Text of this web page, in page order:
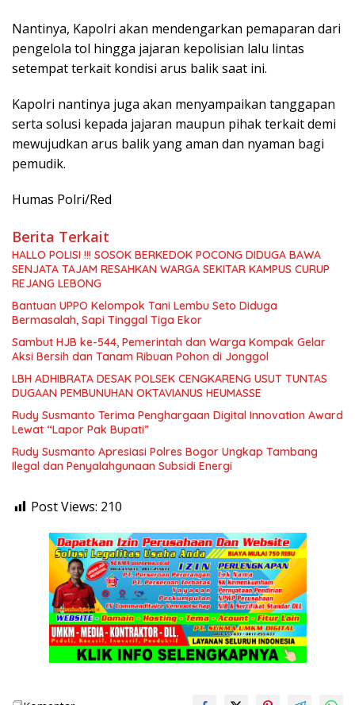
Nantinya, Kapolri akan mendengarkan pemaparan dari
pengelola tol hingga jajaran kepolisian lalu lintas
setempat terkait kondisi arus balik saat ini.
Kapolri nantinya juga akan menyampaikan tanggapan
serta solusi kepada jajaran maupun pihak terkait demi
mewujudkan arus balik yang aman dan nyaman bagi
pemudik.
Humas Polri/Red
Berita Terkait
HALLO POLISI !!! SOSOK BERKEDOK POCONG DIDUGA BAWA
SENJATA TAJAM RESAHKAN WARGA SEKITAR KAMPUS CURUP
REJANG LEBONG
Bantuan UPPO Kelompok Tani Lembu Seto Diduga
Bermasalah, Sapi Tinggal Tiga Ekor
Sambut HJB ke-544, Pemerintah dan Warga Kompak Gelar
Aksi Bersih dan Tanam Ribuan Pohon di Jonggol
LBH ADHIBRATA DESAK POLSEK CENGKARENG USUT TUNTAS
DUGAAN PEMBUNUHAN OKTAVIANUS HEUMASSE
Rudy Susmanto Terima Penghargaan Digital Innovation Award
Lewat “Lapor Pak Bupati”
Rudy Susmanto Apresiasi Polres Bogor Ungkap Tambang
Ilegal dan Penyalahgunaan Subsidi Energi
Post Views: 210